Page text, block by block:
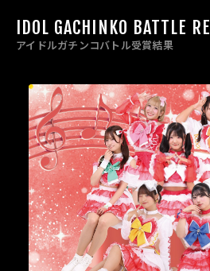
IDOL GACHINKO BATTLE
アイドルガチンコバトル受賞結果